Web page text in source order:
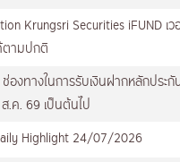
Krungsri Securities iFUND เ
ตามปกติ
องทางในการรับเงินฝากหลักประ
.ค. 69 เป็นต้นไป
Highlight 24/07/2026